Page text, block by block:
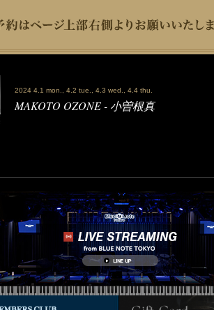
2024 4.1 mon., 4.2 tue., 4.3 wed., 4.4 thu.
MAKOTO OZONE - 小曽根真